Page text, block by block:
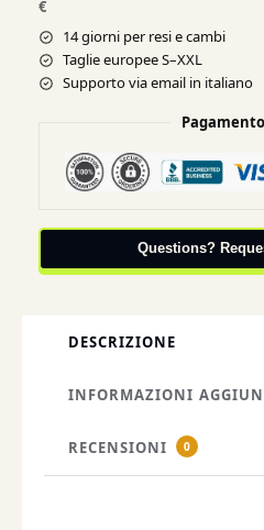
€
14 giorni per resi e cambi
Taglie europee S–XXL
Supporto via email in italiano
Questions?
DESCRIZIONE
INFORMAZIONI
RECENSIONI 0